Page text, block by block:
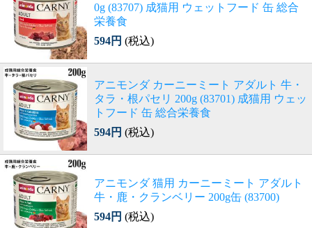
0g (83707) 成猫用 ウェットフード 缶 総合
栄養食
594円 (税込)
アニモンダ カーニーミート アダルト 牛・
タラ・根パセリ 200g (83701) 成猫用 ウェッ
トフード 缶 総合栄養食
594円 (税込)
アニモンダ 猫用 カーニーミート アダルト
牛・鹿・クランベリー 200g缶 (83700)
594円 (税込)